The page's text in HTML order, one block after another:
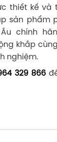
thiết kế và
sản phẩm
chính
khắp
nghiệm.
329 866